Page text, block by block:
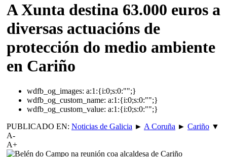
A Xunta destina 63.000 euros a
diversas actuacións de
protección do medio ambiente
en Cariño
wdfb_og_images: a:1:{i:0;s:0:"";}
wdfb_og_custom_name: a:1:{i:0;s:0:"";}
wdfb_og_custom_value: a:1:{i:0;s:0:"";}
PUBLICADO EN: Noticias de Galicia ► A Coruña ► Cariño ▼
A-
A+